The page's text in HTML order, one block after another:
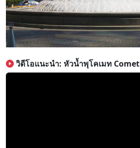
วิดีโอแนะนำ: หัวน้ำพุโคเมท Comet